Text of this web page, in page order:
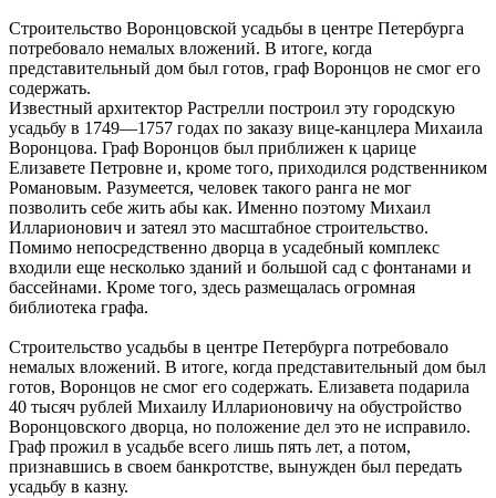
Строительство Воронцовской усадьбы в центре Петербурга
потребовало немалых вложений. В итоге, когда
представительный дом был готов, граф Воронцов не смог его
содержать.
Известный архитектор Растрелли построил эту городскую
усадьбу в 1749—1757 годах по заказу вице-канцлера Михаила
Воронцова. Граф Воронцов был приближен к царице
Елизавете Петровне и, кроме того, приходился родственником
Романовым. Разумеется, человек такого ранга не мог
позволить себе жить абы как. Именно поэтому Михаил
Илларионович и затеял это масштабное строительство.
Помимо непосредственно дворца в усадебный комплекс
входили еще несколько зданий и большой сад с фонтанами и
бассейнами. Кроме того, здесь размещалась огромная
библиотека графа.
Строительство усадьбы в центре Петербурга потребовало
немалых вложений. В итоге, когда представительный дом был
готов, Воронцов не смог его содержать. Елизавета подарила
40 тысяч рублей Михаилу Илларионовичу на обустройство
Воронцовского дворца, но положение дел это не исправило.
Граф прожил в усадьбе всего лишь пять лет, а потом,
признавшись в своем банкротстве, вынужден был передать
усадьбу в казну.